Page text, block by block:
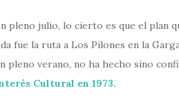
pleno julio, lo cierto es que el plan
fue la ruta a Los Pilones en la
pleno verano, no ha hecho sino
Cultural en 1973.